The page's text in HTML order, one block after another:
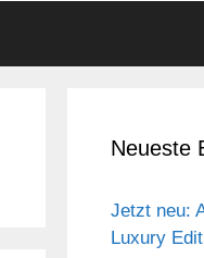
Neueste
Jetzt neu:
Luxury